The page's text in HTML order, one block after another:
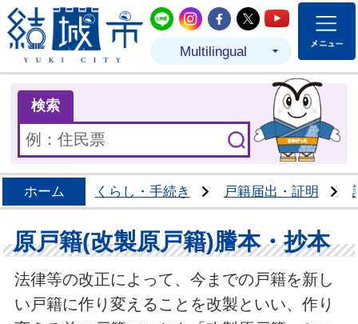
結城市公式LINE
結城市公式Instagram
結城市公式
結城市公式
結城市
Multilingual
検索
ホーム くらし・手続き 戸籍届出・証明
原戸籍(改製原戸籍)謄本・抄本
法律等の改正によって、今までの戸籍を新し
い戸籍に作り変えることを改製といい、作り